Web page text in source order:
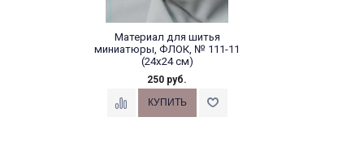
Материал для шитья
миниатюры, ФЛОК, № 111-11
(24х24 см)
250 руб.